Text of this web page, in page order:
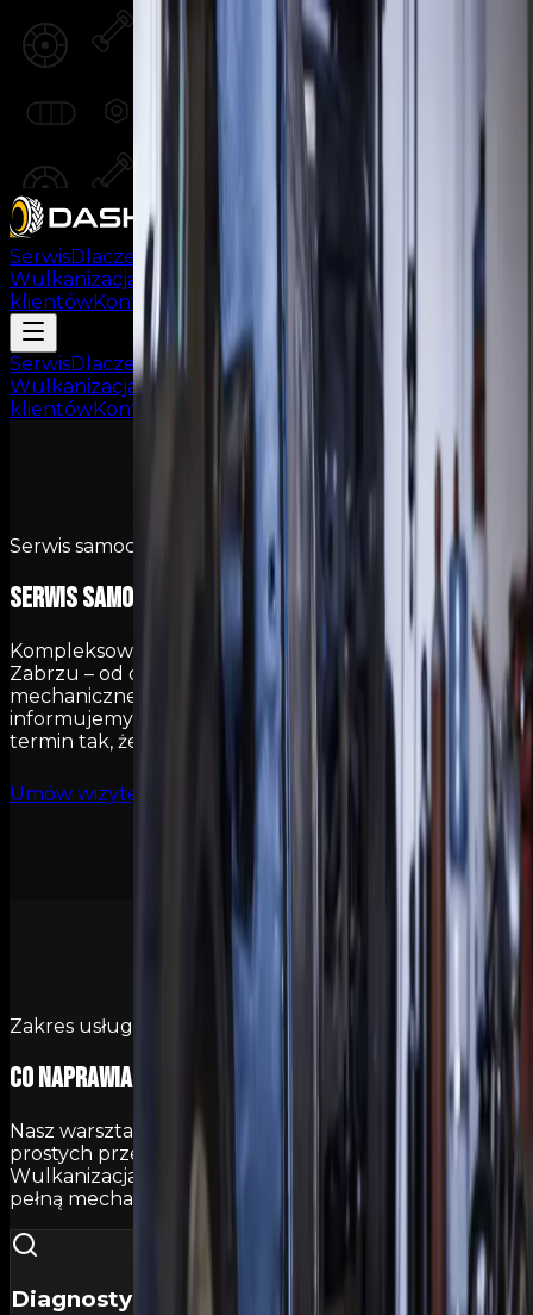
SerwisDlaczego my?
Wulkanizacja Klimatyzacja
Opinie
klientówKontakt
SerwisDlaczego my?
WulkanizacjaKlimatyzacja
klientówKontakt
Serwis samochodów i motocykli
Serwis samochodów i motocykli w Zabrzu
Kompleksowy serwis samochodów i motocykli w
Zabrzu – od diagnostyki i przeglądów po naprawy
mechaniczne. Pracujemy na sprawdzonych częściach,
informujemy o kosztach przed startem i umawiamy
termin tak, żebyś nie stał w kolejkach.
Umów wizytę
Zakres usług
Co naprawiamy?
Nasz warsztat oferuje szeroki zakres usług – od
prostych przeglądów po skomplikowane naprawy.
Wulkanizacja i serwis opon w Zabrzu uzupełnione o
pełną mechanikę.
Diagnostyka komputerowa